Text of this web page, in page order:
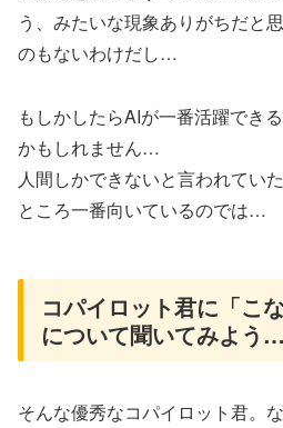
う、みたいな現象ありがちだと
のもないわけだし…
もしかしたらAIが一番活躍でき
かもしれません…
人間しかできないと言われてい
ところ一番向いているのでは…
コパイロット君に「こ
について聞いてみよう…
そんな優秀なコパイロット君。